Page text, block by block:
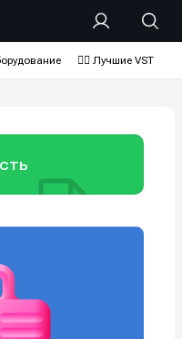
❤️‍🔥 Лучшие VST